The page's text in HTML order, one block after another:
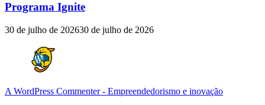
Programa Ignite
30 de julho de 202630 de julho de 2026
A WordPress Commenter- Empreendedorismo e inovação